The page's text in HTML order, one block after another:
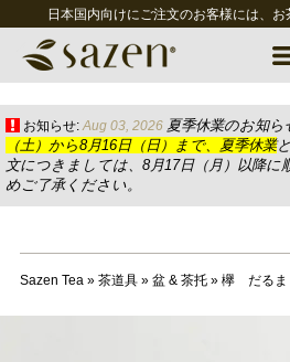
日本国内向けにご注文のお客様には、お
お知らせ: Aug 03, 2026 夏季休業のお知
（土）から8月16日（日）まで、夏季休業
文につきましては、8月17日（月）以降
めご了承ください。
Sazen Tea» 茶道具» 盆 & 茶托» 欅 だるま